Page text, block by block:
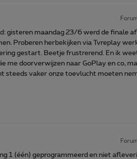
gisteren maandag 23/6 werd de finale
Proberen herbekijken via Tvreplay
gestart. Beetje frustrerend. En ik
me doorverwijzen naar GoPlay en co,
steeds vaker onze toevlucht moeten
1 (één) geprogrammeerd en niet